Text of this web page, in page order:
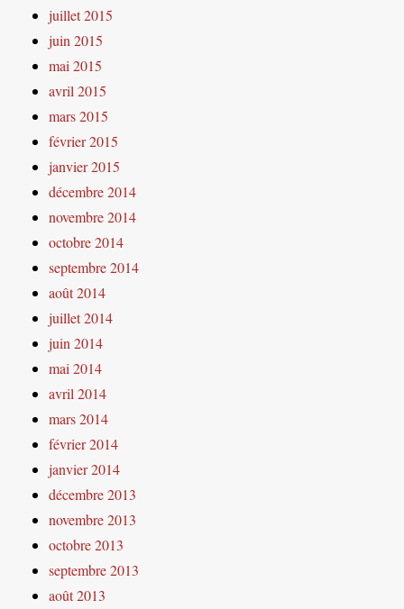
juillet 2015
juin 2015
mai 2015
avril 2015
mars 2015
février 2015
janvier 2015
décembre 2014
novembre 2014
octobre 2014
septembre 2014
août 2014
juillet 2014
juin 2014
mai 2014
avril 2014
mars 2014
février 2014
janvier 2014
décembre 2013
novembre 2013
octobre 2013
septembre 2013
août 2013